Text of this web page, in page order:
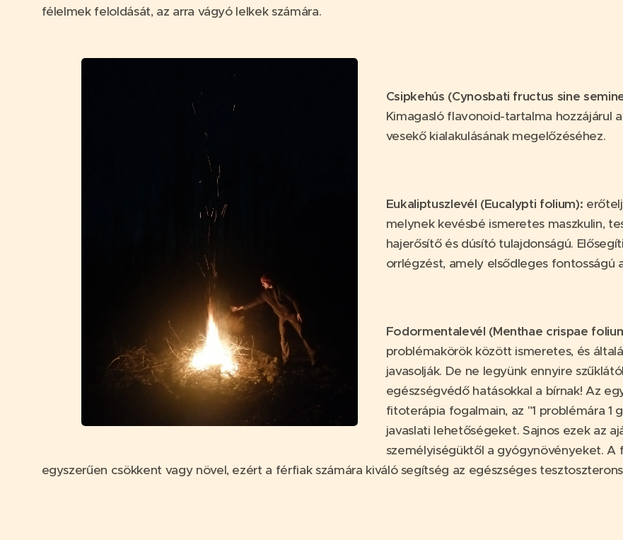
félelmek feloldását, az arra vágyó lelkek számára.
Csipkehús (Cynosbati fructus sine
Kimagasló flavonoid-tartalma hozzájárul
vesekő kialakulásának megelőzéséhez.
Eukaliptuszlevél (Eucalypti folium):
melynek kevésbé ismeretes maszkulin,
hajerősítő és dúsító tulajdonságú.
orrlégzést, amely elsődleges fontosságú
Fodormentalevél (Menthae crispae
problémakörök között ismeretes, és
javasolják. De ne legyünk ennyire
egészségvédő hatásokkal a bírnak! Az
fitoterápia fogalmain, az "1 problémára
javaslati lehetőségeket. Sajnos ezek az
személyiségüktől a gyógynövényeket. A
egyszerűen csökkent vagy növel, ezért a férfiak számára kiváló segítség az egészséges